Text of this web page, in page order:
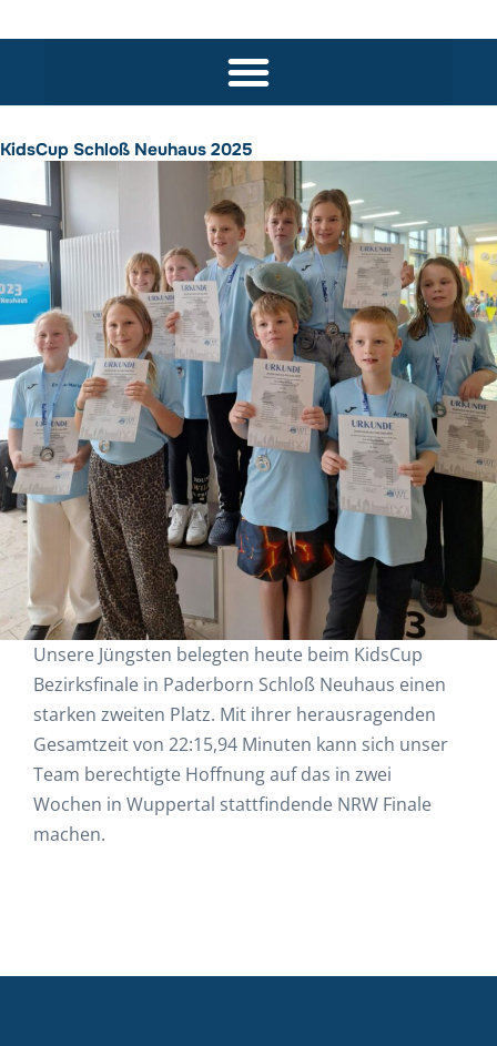
KidsCup Schloß Neuhaus 2025
Unsere Jüngsten belegten heute beim KidsCup
Bezirksfinale in Paderborn Schloß Neuhaus einen
starken zweiten Platz. Mit ihrer herausragenden
Gesamtzeit von 22:15,94 Minuten kann sich unser
Team berechtigte Hoffnung auf das in zwei
Wochen in Wuppertal stattfindende NRW Finale
machen.